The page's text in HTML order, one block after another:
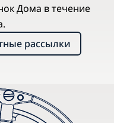
Дома в течение
рассылки